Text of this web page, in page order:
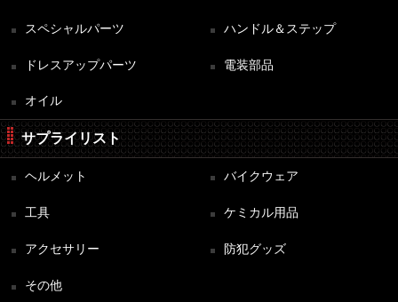
スペシャルパーツ ハンドル＆ステップ
ドレスアップパーツ 電装部品
オイル
サプライリスト
ヘルメット バイクウェア
工具 ケミカル用品
アクセサリー 防犯グッズ
その他